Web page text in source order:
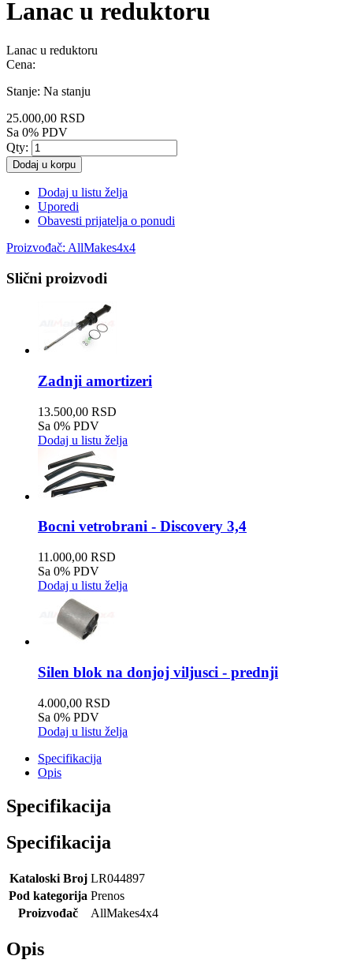
Lanac u reduktoru
Lanac u reduktoru
Cena:
Stanje: Na stanju
25.000,00 RSD
Sa 0% PDV
Qty:
Dodaj u korpu
Dodaj u listu želja
Uporedi
Obavesti prijatelja o ponudi
Proizvođač: AllMakes4x4
Slični proizvodi
Zadnji amortizeri
13.500,00 RSD
Sa 0% PDV
Dodaj u listu želja
Bocni vetrobrani - Discovery 3,4
11.000,00 RSD
Sa 0% PDV
Dodaj u listu želja
Silen blok na donjoj viljusci - prednji
4.000,00 RSD
Sa 0% PDV
Dodaj u listu želja
Specifikacija
Opis
Specifikacija
Specifikacija
Kataloski Broj LR044897
Pod kategorija Prenos
Proizvođač
AllMakes4x4
Opis